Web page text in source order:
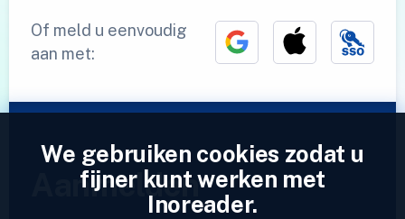
Of meld u eenvoudig
aan met:
Aanmelden
We gebruiken cookies zodat u
fijner kunt werken met
Inoreader.